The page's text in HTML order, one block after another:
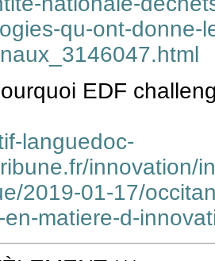
qu-ont-donne-
EDF
languedoc-
innovation/
2019-01-17/
en-matiere-d-